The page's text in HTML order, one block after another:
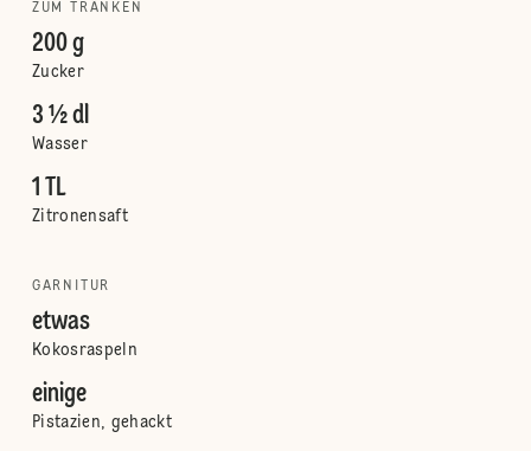
ZUM TRÄNKEN
200 g
Zucker
3 ½ dl
Wasser
1 TL
Zitronensaft
GARNITUR
etwas
Kokosraspeln
einige
Pistazien, gehackt